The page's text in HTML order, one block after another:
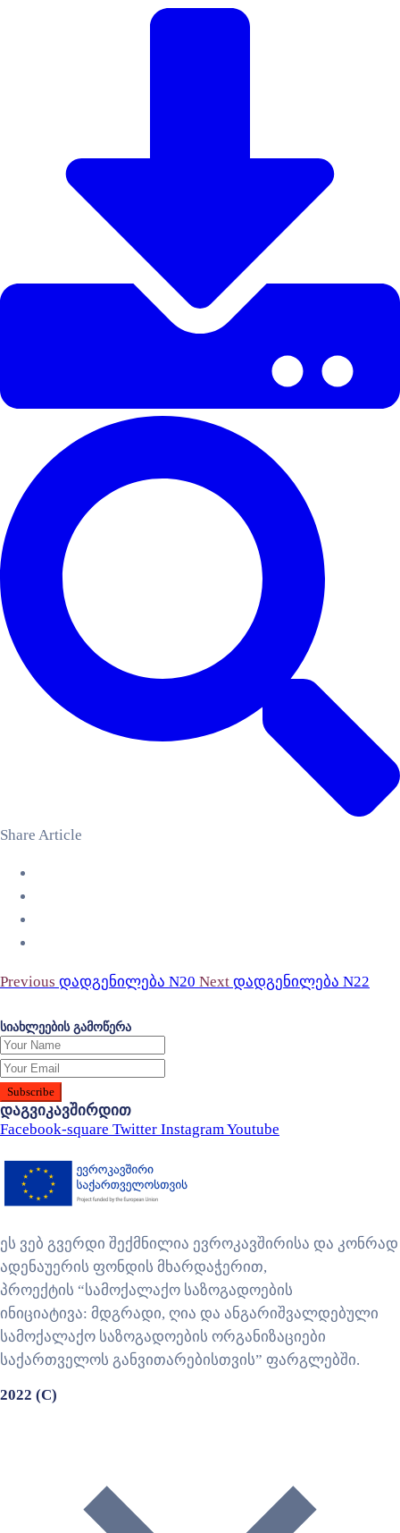
Share Article
Previous დადგენილება N20 Next დადგენილება N22
სიახლეების გამოწერა
დაგვიკავშირდით
Facebook-square Twitter InstagramYoutube
ეს ვებ გვერდი შექმნილია ევროკავშირისა და კონრად
ადენაუერის ფონდის მხარდაჭერით,
პროექტის “სამოქალაქო საზოგადოების
ინიციატივა: მდგრადი, ღია და ანგარიშვალდებული
სამოქალაქო საზოგადოების ორგანიზაციები
საქართველოს განვითარებისთვის” ფარგლებში.
2022 (C)